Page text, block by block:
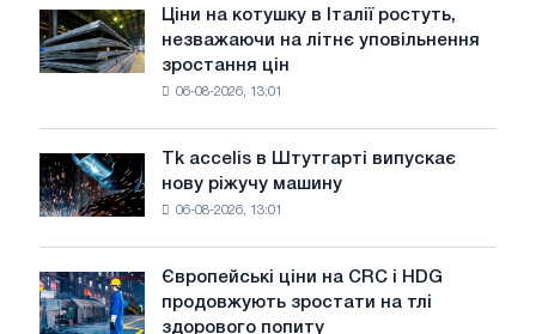
липні
з
року
Ціни
на
котушку
незважаючи
на
уповільнення
зростання
цін
Ціни на котушку в Італії ростуть,
незважаючи на літнє уповільнення
зростання цін
06-08-2026, 13:01
Tk
accelis
в
нову
ріжучу
Tk accelis в Штутгарті випускає
нову ріжучу машину
06-08-2026, 13:01
Європейські
ціни
Європейські ціни на CRC і HDG
продовжують зростати на тлі
здорового попиту